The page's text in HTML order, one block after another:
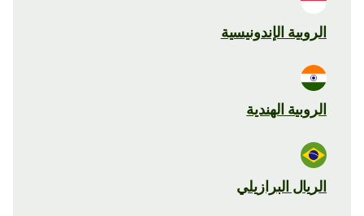
الروبية الإندونيسية
الروبية الهندية
الريال البرازيلي